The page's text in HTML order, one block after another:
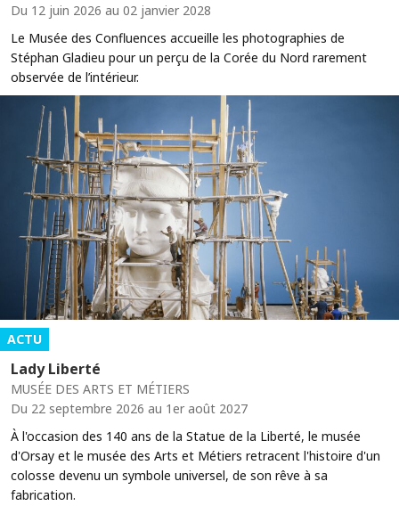
Du 12 juin 2026 au 02 janvier 2028
Le Musée des Confluences accueille les photographies de
Stéphan Gladieu pour un perçu de la Corée du Nord rarement
observée de l’intérieur.
ACTU
Lady Liberté
MUSÉE DES ARTS ET MÉTIERS
Du 22 septembre 2026 au 1er août 2027
À l'occasion des 140 ans de la Statue de la Liberté, le musée
d'Orsay et le musée des Arts et Métiers retracent l'histoire d'un
colosse devenu un symbole universel, de son rêve à sa
fabrication.